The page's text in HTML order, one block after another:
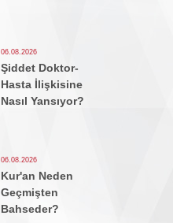
06.08.2026
Şiddet Doktor-
Hasta İlişkisine
Nasıl Yansıyor?
06.08.2026
Kur'an Neden
Geçmişten
Bahseder?